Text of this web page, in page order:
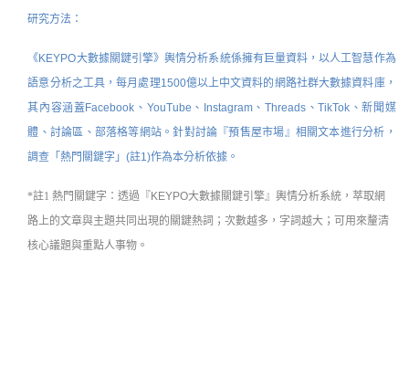
研究方法：
《KEYPO大數據關鍵引擎》輿情分析系統係擁有巨量資料，以人工智慧作為
語意分析之工具，每月處理1500億以上中文資料的網路社群大數據資料庫，
其內容涵蓋Facebook、YouTube、Instagram、Threads、TikTok、新聞媒
體、討論區、部落格等網站。針對討論『預售屋市場』相關文本進行分析，
調查「熱門關鍵字」(註1)作為本分析依據。
*註1熱門關鍵字：透過『KEYPO大數據關鍵引擎』輿情分析系統 ，萃取網
路上的文章與主題共同出現的關鍵熱詞；次數越多，字詞越大；可用來釐清
核心議題與重點人事物。